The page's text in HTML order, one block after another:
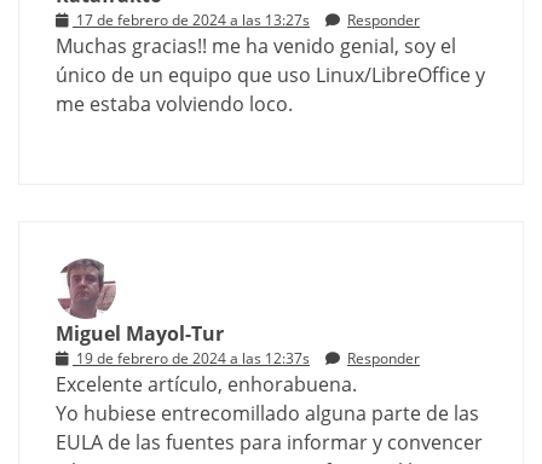
17 de febrero de 2024 a las 13:27s Responder
Muchas gracias!! me ha venido genial, soy el
único de un equipo que uso Linux/LibreOffice y
me estaba volviendo loco.
Miguel Mayol-Tur
19 de febrero de 2024 a las 12:37s Responder
Excelente artículo, enhorabuena.
Yo hubiese entrecomillado alguna parte de las
EULA de las fuentes para informar y convencer